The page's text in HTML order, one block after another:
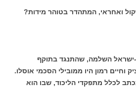
ואחראי, המתהדר בטוהר מידות?
ישראל השלמה, שהתנגד בתוקף
וחיים רמון היו ממובילי הסכמי אוסלו.
לכלל מתפקדי הליכוד, שבו הוא